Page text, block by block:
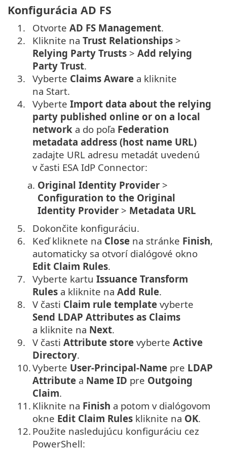
Konfigurácia AD FS
1. Otvorte AD FS Management.
2.
Kliknite na Trust Relationships >
Relying Party Trusts > Add relying
Party Trust.
3. Vyberte Claims Aware a kliknite
na Start.
4. Vyberte Import data about the relying
party published online or on a local
network a do poľa Federation
metadata address (host name URL)
zadajte URL adresu metadát uvedenú
v časti ESA IdP Connector:
a. Original Identity Provider >
Configuration to the Original
Identity Provider > Metadata URL
5.
Dokončite konfiguráciu.
6.
Keď kliknete na Close na stránke Finish,
automaticky sa otvorí dialógové okno
Edit Claim Rules.
7. Vyberte kartu Issuance Transform
Rules a kliknite na Add Rule.
8. V časti Claim rule template vyberte
Send LDAP Attributes as Claims
a kliknite na Next.
9. V časti Attribute store vyberte Active
Directory.
10.Vyberte User-Principal-Name pre LDAP
Attribute a Name ID pre Outgoing
Claim.
11. Kliknite na Finish a potom v dialógovom
okne Edit Claim Rules kliknite na OK.
12. Použite nasledujúcu konfiguráciu cez
PowerShell: